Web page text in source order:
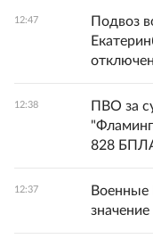
12:47
Подвоз
12:38
ПВО за
828
12:37
Военные